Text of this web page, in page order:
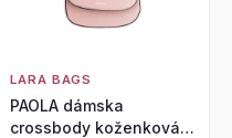
LARA BAGS
PAOLA dámska
crossbody koženková